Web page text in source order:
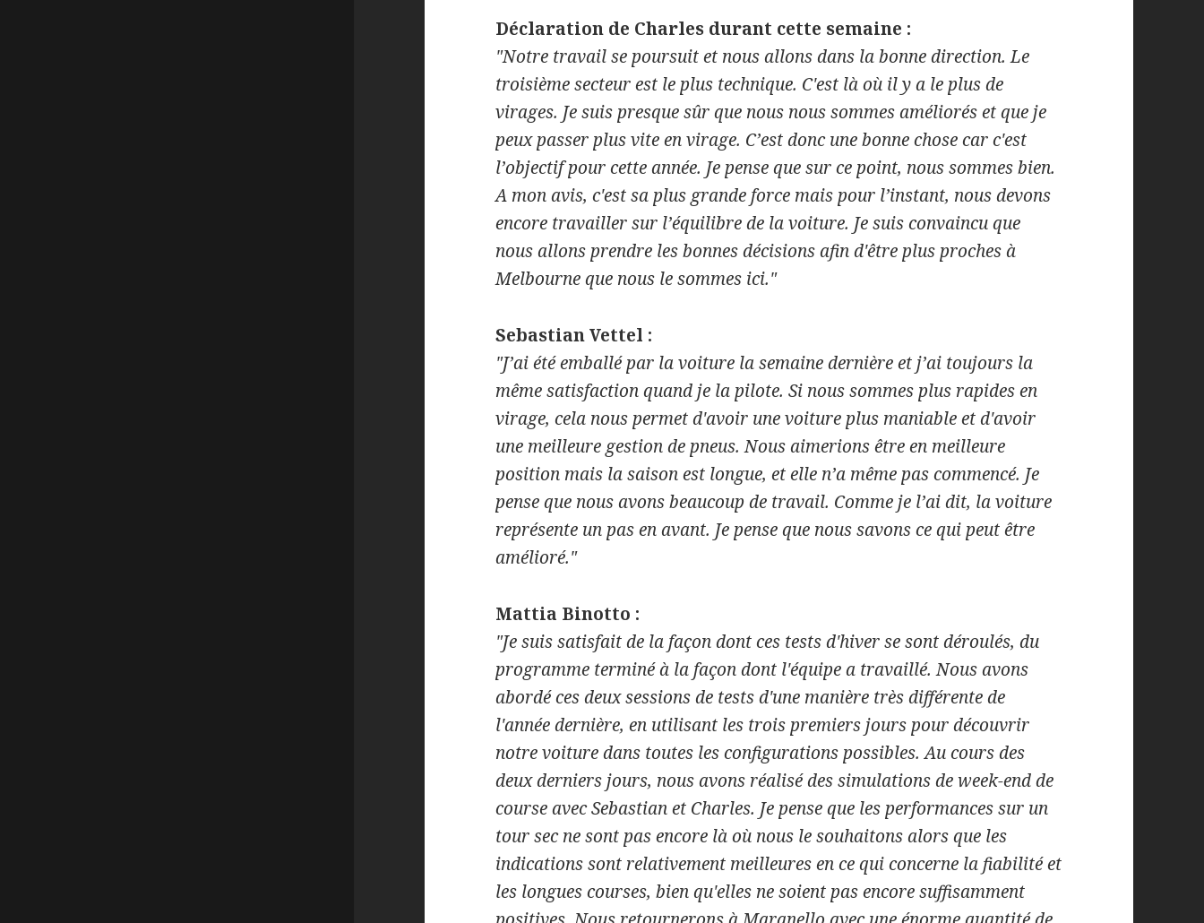
Déclaration de Charles durant cette semaine :
"Notre travail se poursuit et nous allons dans la bonne direction. Le
troisième secteur est le plus technique. C'est là où il y a le plus de
virages. Je suis presque sûr que nous nous sommes améliorés et que je
peux passer plus vite en virage. C’est donc une bonne chose car c'est
l’objectif pour cette année. Je pense que sur ce point, nous sommes bien.
A mon avis, c'est sa plus grande force mais pour l’instant, nous devons
encore travailler sur l’équilibre de la voiture. Je suis convaincu que
nous allons prendre les bonnes décisions afin d'être plus proches à
Melbourne que nous le sommes ici."
Sebastian Vettel :
"J’ai été emballé par la voiture la semaine dernière et j’ai toujours la
même satisfaction quand je la pilote. Si nous sommes plus rapides en
virage, cela nous permet d'avoir une voiture plus maniable et d'avoir
une meilleure gestion de pneus. Nous aimerions être en meilleure
position mais la saison est longue, et elle n’a même pas commencé. Je
pense que nous avons beaucoup de travail. Comme je l’ai dit, la voiture
représente un pas en avant. Je pense que nous savons ce qui peut être
amélioré."
Mattia Binotto :
"Je suis satisfait de la façon dont ces tests d'hiver se sont déroulés, du
programme terminé à la façon dont l'équipe a travaillé. Nous avons
abordé ces deux sessions de tests d'une manière très différente de
l'année dernière, en utilisant les trois premiers jours pour découvrir
notre voiture dans toutes les configurations possibles. Au cours des
deux derniers jours, nous avons réalisé des simulations de week-end de
course avec Sebastian et Charles. Je pense que les performances sur un
tour sec ne sont pas encore là où nous le souhaitons alors que les
indications sont relativement meilleures en ce qui concerne la fiabilité et
les longues courses, bien qu'elles ne soient pas encore suffisamment